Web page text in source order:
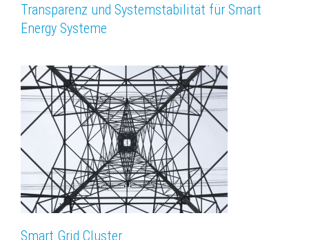
Transparenz und Systemstabilität für Smart
Energy Systeme
Smart Grid Cluster